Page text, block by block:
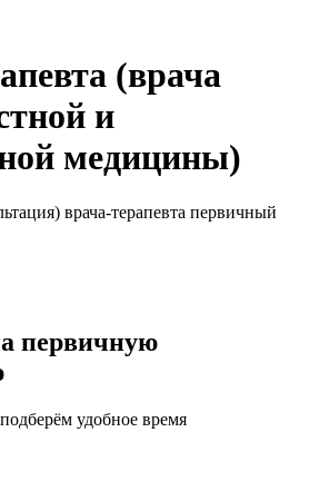
(врача
и
медицины)
врача-терапевта первичный
первичную
удобное время